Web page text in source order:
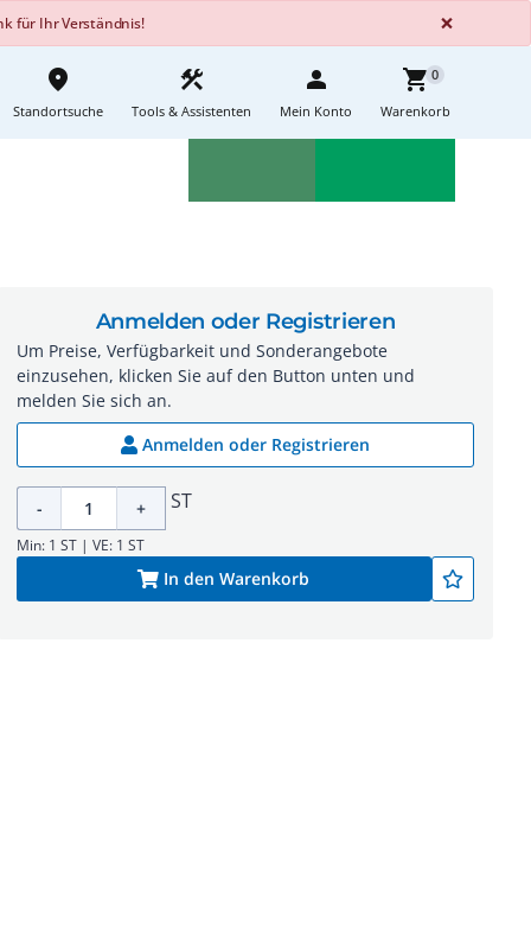
für Ihr Verständnis! ×
place
Standortsuche
construction
Tools & Assistenten
person
Mein Konto
shopping_cart0
Warenkorb
Anmelden oder Registrieren
Um Preise, Verfügbarkeit und Sonderangebote
einzusehen, klicken Sie auf den Button unten und
melden Sie sich an.
Anmelden oder Registrieren
- + ST
Min: 1 ST | VE: 1 ST
In den Warenkorb